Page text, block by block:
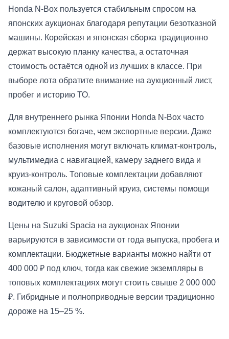
Honda N-Box пользуется стабильным спросом на
японских аукционах благодаря репутации безотказной
машины. Корейская и японская сборка традиционно
держат высокую планку качества, а остаточная
стоимость остаётся одной из лучших в классе. При
выборе лота обратите внимание на аукционный лист,
пробег и историю ТО.
Для внутреннего рынка Японии Honda N-Box часто
комплектуются богаче, чем экспортные версии. Даже
базовые исполнения могут включать климат-контроль,
мультимедиа с навигацией, камеру заднего вида и
круиз-контроль. Топовые комплектации добавляют
кожаный салон, адаптивный круиз, системы помощи
водителю и круговой обзор.
Цены на Suzuki Spacia на аукционах Японии
варьируются в зависимости от года выпуска, пробега и
комплектации. Бюджетные варианты можно найти от
400 000 ₽ под ключ, тогда как свежие экземпляры в
топовых комплектациях могут стоить свыше 2 000 000
₽. Гибридные и полноприводные версии традиционно
дороже на 15–25 %.